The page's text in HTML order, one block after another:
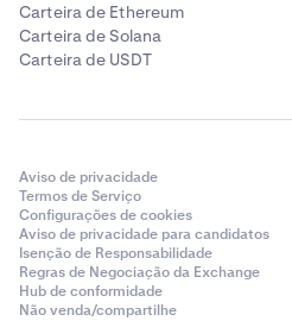
Carteira de Ethereum
Carteira de Solana
Carteira de USDT
Aviso de privacidade
Termos de Serviço
Configurações de cookies
Aviso de privacidade para candidatos
Isenção de Responsabilidade
Regras de Negociação da Exchange
Hub de conformidade
Não venda/compartilhe